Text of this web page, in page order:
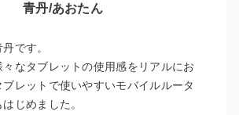
青丹/あおたん
です。
なタブレットの使用感をリアルにお
ブレットで使いやすいモバイルルータ
じめました。